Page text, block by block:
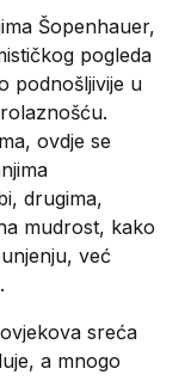
Šopenhauer,
pogleda
podnošljivije u
ovdje se
drugima,
mudrost, kako
već
sreća
a mnogo